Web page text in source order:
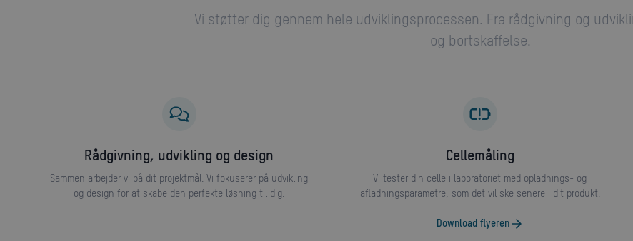
Vi støtter dig gennem hele udviklingsprocessen. Fra rådgivning og
og bortskaffelse.
Rådgivning, udvikling og design
Sammen arbejder vi på dit projektmål. Vi fokuserer på udvikling
og design for at skabe den perfekte løsning til dig.
cellemåling
Vi tester din celle i laboratoriet med opladnings- og
afladningsparametre, som det vil ske senere i dit produkt.
Download flyeren